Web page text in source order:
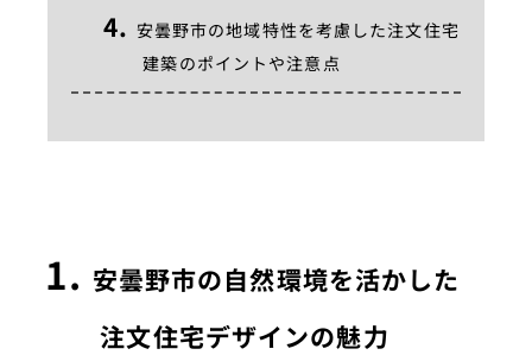
安曇野市の地域特性を考慮した注文住宅
建築のポイントや注意点
安曇野市の自然環境を活かした
注文住宅デザインの魅力